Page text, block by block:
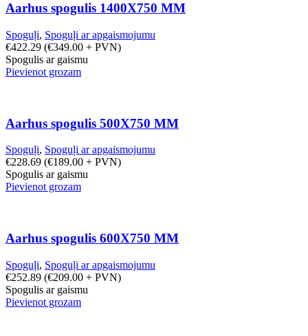
Aarhus spogulis 1400X750 MM
Spoguļi, Spoguļi ar apgaismojumu
€422.29 (€349.00 + PVN)
Spogulis ar gaismu
Pievienot grozam
Aarhus spogulis 500X750 MM
Spoguļi, Spoguļi ar apgaismojumu
€228.69 (€189.00 + PVN)
Spogulis ar gaismu
Pievienot grozam
Aarhus spogulis 600X750 MM
Spoguļi, Spoguļi ar apgaismojumu
€252.89 (€209.00 + PVN)
Spogulis ar gaismu
Pievienot grozam